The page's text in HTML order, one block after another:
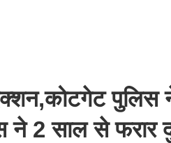
पुलिस
ने 2 साल से फरार